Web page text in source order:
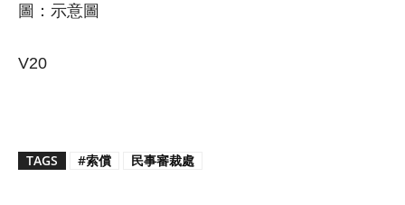
圖：示意圖
V20
TAGS #索償 民事審裁處